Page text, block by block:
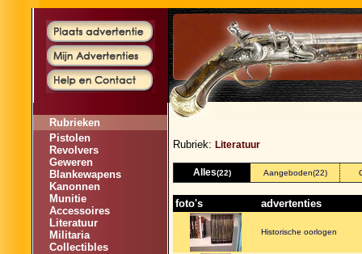
Rubrieken
Pistolen
Revolvers
Geweren
Blankewapens
Kanonnen
Munitie
Accessoires
Literatuur
Militaria
Collectibles
Rubriek: Literatuur
Alles(22) Aangeboden(22)
foto's advertenties
Historische oorlogen